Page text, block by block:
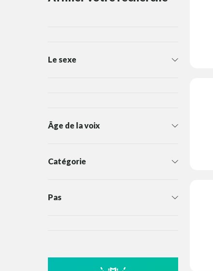
Le sexe
Âge de la voix
Catégorie
Pas